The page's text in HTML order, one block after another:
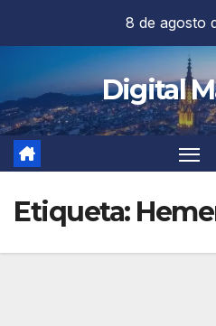
contenido
8 de agosto
Digital
Etiqueta: